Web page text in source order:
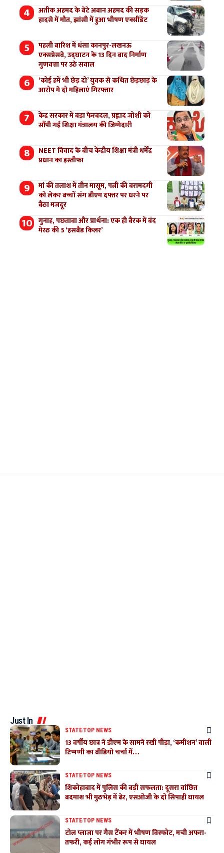
अतीक अहमद के बेटे अबान अहमद की सड़क
हादसे में मौत, झांसी में हुआ भीषण एक्सीडेंट
पहली बारिश में धंसा कानपुर-लखनऊ
एक्सप्रेसवे, उद्घाटन के 13 दिन बाद निर्माण
गुणवत्ता पर उठे सवाल
‘कोई हमें भी छेड़ दो’ युवक से कथित छेड़छाड़ के
आरोप मे दो महिलाएं गिरफ्तार
केंद्र सरकार में बड़ा फेरबदल, प्रह्लाद जोशी को
सौंपी गई शिक्षा मंत्रालय की जिम्मेदारी
NEET विवाद के बीच केंद्रीय शिक्षा मंत्री धर्मेंद्र
प्रधान का इस्तीफा
मां की तलाश में तीन मासूम, पत्नी की बरामदगी
को लेकर बच्चों संग डीएम दफ्तर पर धरने पर
बैठा मजदूर
गुनाह, पछतावा और प्रार्थना: एक ही बैरक में बंद
मेरठ की 5 ‘हसबैंड किलर’
Just In
STATETOP NEWS
13 वर्षीय छात्र ने डीएम के सामने रखी पीड़ा, ‘कमीशन’ वाली
टिप्पणी का वीडियो चर्चा में…
STATETOP NEWS
शिकोहाबाद में पुलिस की बड़ी सफलता: दूसरा वांछित
बदमाश भी मुठभेड़ में ढेर, एसओजी के दो सिपाही घायल
STATETOP NEWS
टोल प्लाजा पर गैस टैंकर में भीषण विस्फोट, मची अफरा-
तफरी, कई लोग गंभीर रूप से घायल